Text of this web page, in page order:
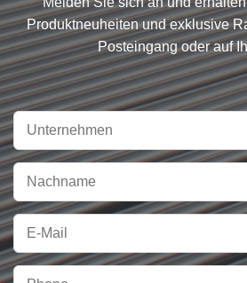
Produktneuheiten und exklusive
Posteingang oder auf